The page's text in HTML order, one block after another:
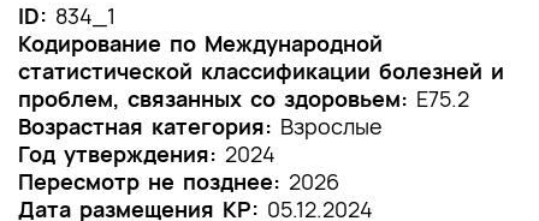
1. Краткая информация по заболеванию или
состоянию (группы заболеваний или
состояний)
1.1 Определение заболевания или состояния
(группы заболеваний или состояний)
ID: 834_1
Кодирование по Международной
статистической классификации болезней и
проблем, связанных со здоровьем: E75.2
Возрастная категория: Взрослые
Год утверждения: 2024
Пересмотр не позднее: 2026
Дата размещения КР: 05.12.2024